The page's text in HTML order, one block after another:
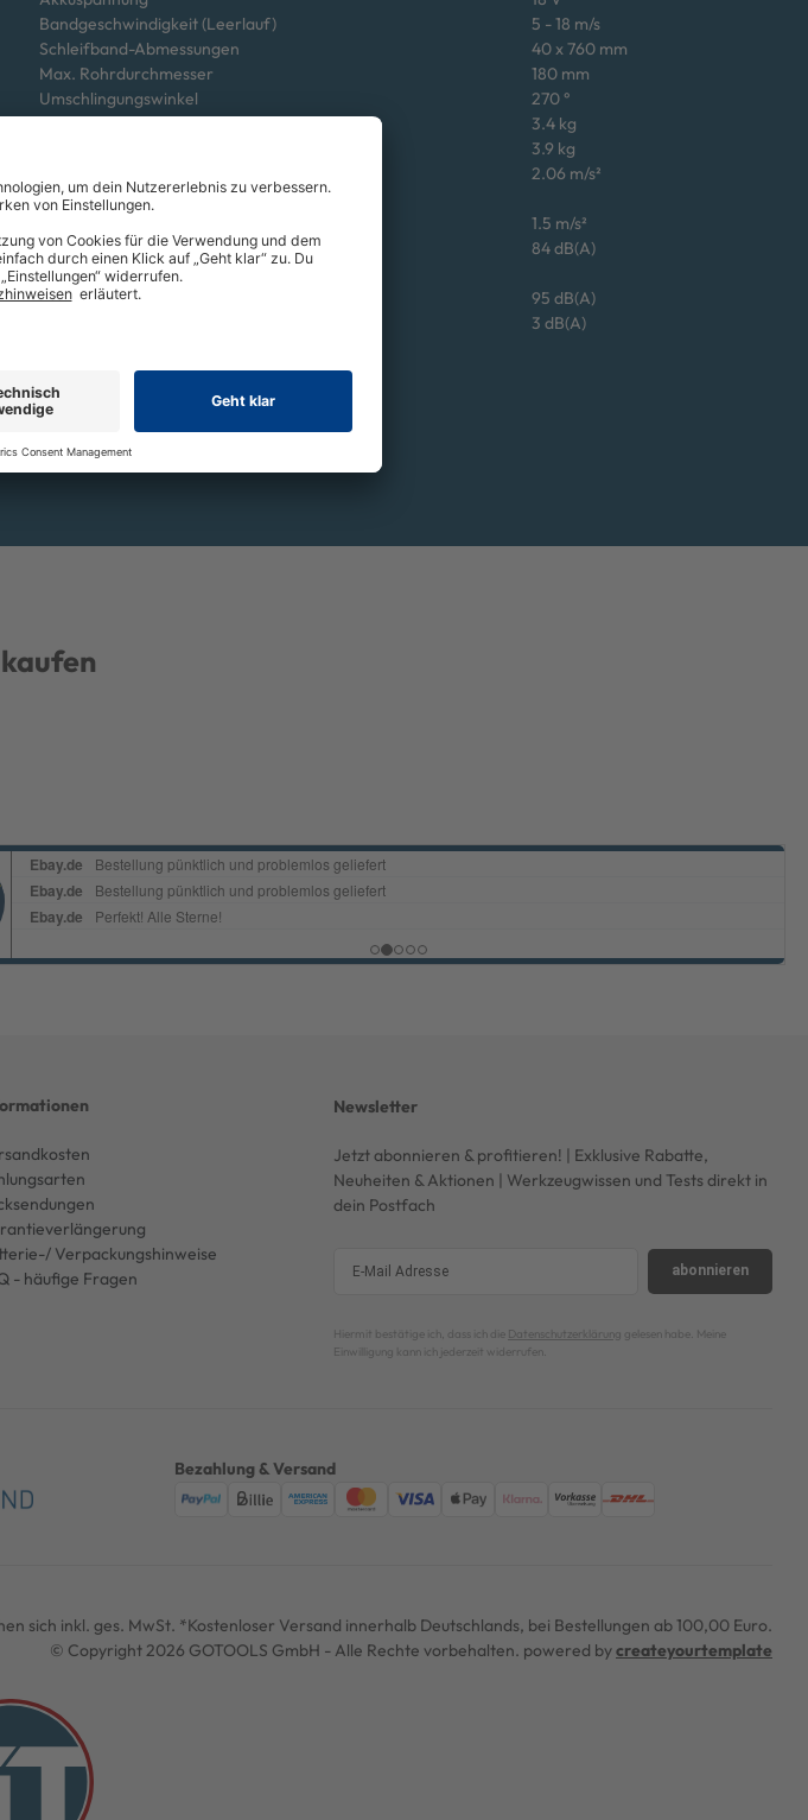
Bandgeschwindigkeit (Leerlauf)
5 - 18 m/s
Schleifband-Abmessungen
40 x 760 mm
Max. Rohrdurchmesser
180 mm
Umschlingungswinkel
270 °
Gewicht ohne Akkupack
3.4 kg
3.9 kg
2.06 m/s²
Oberfläche schleifen
1.5 m/s²
Schalldruckpegel
84 dB(A)
Geräuschemission
Schallleistungspegel (LwA)
95 dB(A)
3 dB(A)
Verpackungshinweise
- häufige Fragen
Newsletter
Jetzt abonnieren & profitieren! | Exklusive Rabatte,
Neuheiten & Aktionen | Werkzeugwissen und Tests direkt in
dein Postfach
abonnieren
Hiermit bestätige ich, dass ich die Datenschutzerklärung gelesen habe. Meine
Einwilligung kann ich jederzeit widerrufen.
Bezahlung & Versand
sich inkl. ges. MwSt. *Kostenloser Versand innerhalb Deutschlands, bei Bestellungen ab 100,00 Euro.
© Copyright 2026 GOTOOLS GmbH - Alle Rechte vorbehalten. powered bycreateyourtemplate